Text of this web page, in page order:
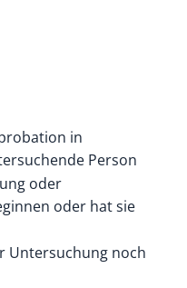
in
Person
oder
oder hat sie
Untersuchung noch